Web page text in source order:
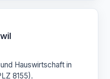
Hauswirtschaft in
8155).